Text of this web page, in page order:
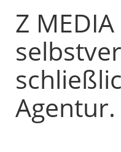
Z
Agentur.